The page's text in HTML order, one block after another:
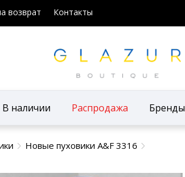
возврат Контакты
В наличии Распродажа Бренды
Новые пуховики A&F 3316